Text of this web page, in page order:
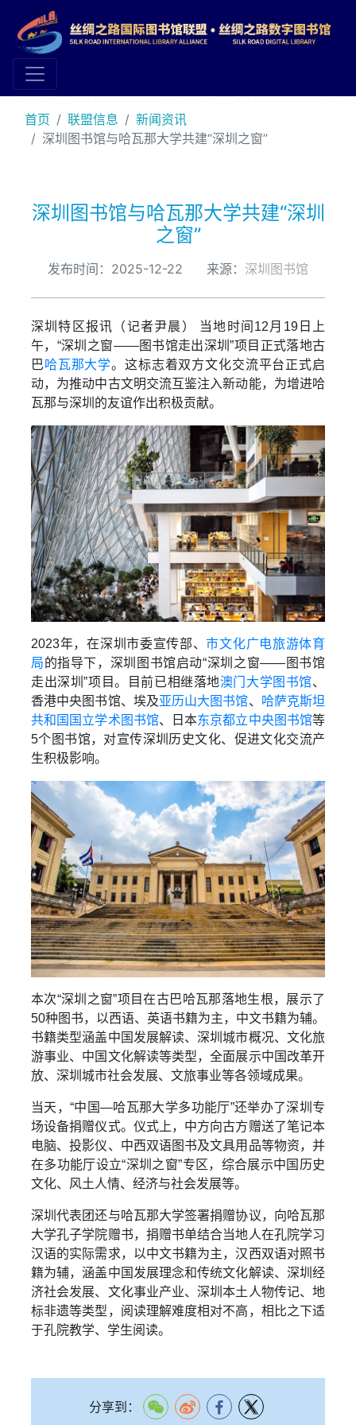
首页 联盟信息
新闻资讯
深圳图书馆与哈瓦那大学共建“深圳之窗”
深圳图书馆与哈瓦那大学共建“深圳
之窗”
发布时间：2025-12-22 来源： 深圳图书馆
深圳特区报讯（记者尹晨） 当地时间12月19日上
午，“深圳之窗——图书馆走出深圳”项目正式落地古
巴哈瓦那大学。这标志着双方文化交流平台正式启
动，为推动中古文明交流互鉴注入新动能，为增进哈
瓦那与深圳的友谊作出积极贡献。
2023年，在深圳市委宣传部、市文化广电旅游体育
局的指导下，深圳图书馆启动“深圳之窗——图书馆
走出深圳”项目。目前已相继落地澳门大学图书馆、
香港中央图书馆、埃及亚历山大图书馆、 哈萨克斯坦
共和国国立学术图书馆、日本东京都立中央图书馆等
5个图书馆，对宣传深圳历史文化、促进文化交流产
生积极影响。
本次“深圳之窗”项目在古巴哈瓦那落地生根，展示了
50种图书，以西语、英语书籍为主，中文书籍为辅。
书籍类型涵盖中国发展解读、深圳城市概况、文化旅
游事业、中国文化解读等类型，全面展示中国改革开
放、深圳城市社会发展、文旅事业等各领域成果。
当天，“中国—哈瓦那大学多功能厅”还举办了深圳专
场设备捐赠仪式。仪式上，中方向古方赠送了笔记本
电脑、投影仪、中西双语图书及文具用品等物资，并
在多功能厅设立“深圳之窗”专区，综合展示中国历史
文化、风土人情、经济与社会发展等。
深圳代表团还与哈瓦那大学签署捐赠协议，向哈瓦那
大学孔子学院赠书，捐赠书单结合当地人在孔院学习
汉语的实际需求，以中文书籍为主，汉西双语对照书
籍为辅，涵盖中国发展理念和传统文化解读、深圳经
济社会发展、文化事业产业、深圳本土人物传记、地
标非遗等类型，阅读理解难度相对不高，相比之下适
于孔院教学、学生阅读。
分享到：